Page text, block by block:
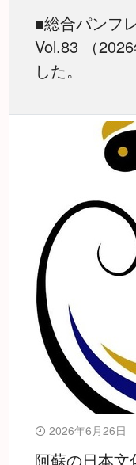
■総合パンフ
Vol.83 （
した。
2026年6月26日
阿蘇の日本